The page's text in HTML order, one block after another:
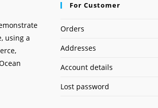
using a
For Customer
Orders
Addresses
Account details
Lost password